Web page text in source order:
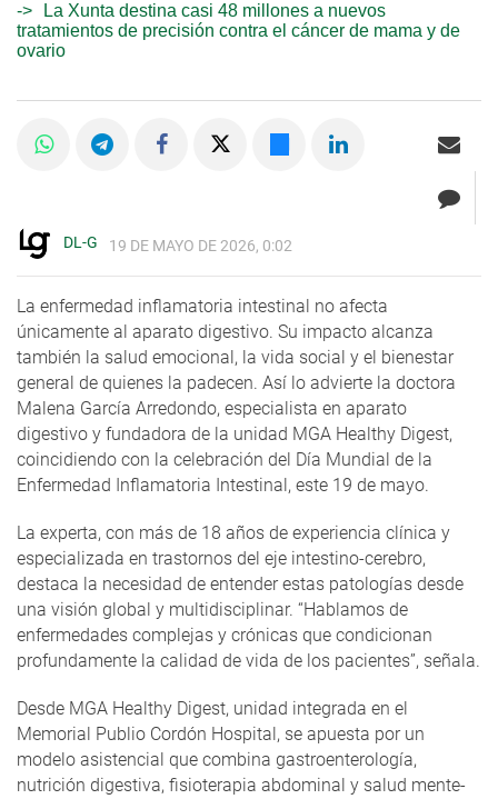
La Xunta destina casi 48 millones a nuevos
tratamientos de precisión contra el cáncer de mama y de
ovario
DL-G 19 DE MAYO DE 2026, 0:02
La enfermedad inflamatoria intestinal no afecta
únicamente al aparato digestivo. Su impacto alcanza
también la salud emocional, la vida social y el bienestar
general de quienes la padecen. Así lo advierte la doctora
Malena García Arredondo, especialista en aparato
digestivo y fundadora de la unidad MGA Healthy Digest,
coincidiendo con la celebración del Día Mundial de la
Enfermedad Inflamatoria Intestinal, este 19 de mayo.
La experta, con más de 18 años de experiencia clínica y
especializada en trastornos del eje intestino-cerebro,
destaca la necesidad de entender estas patologías desde
una visión global y multidisciplinar. “Hablamos de
enfermedades complejas y crónicas que condicionan
profundamente la calidad de vida de los pacientes”, señala.
Desde MGA Healthy Digest, unidad integrada en el
Memorial Publio Cordón Hospital, se apuesta por un
modelo asistencial que combina gastroenterología,
nutrición digestiva, fisioterapia abdominal y salud mente-